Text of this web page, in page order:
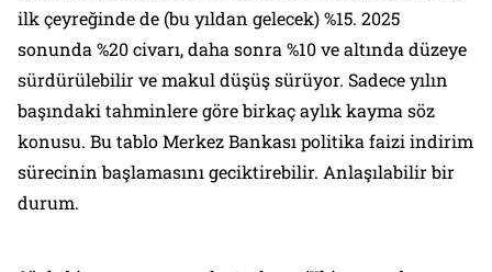
ilk çeyreğinde de (bu yıldan gelecek) %15. 2025
sonunda %20 civarı, daha sonra %10 ve altında düzeye
sürdürülebilir ve makul düşüş sürüyor. Sadece yılın
başındaki tahminlere göre birkaç aylık kayma söz
konusu. Bu tablo Merkez Bankası politika faizi indirim
sürecinin başlamasını geciktirebilir. Anlaşılabilir bir
durum.